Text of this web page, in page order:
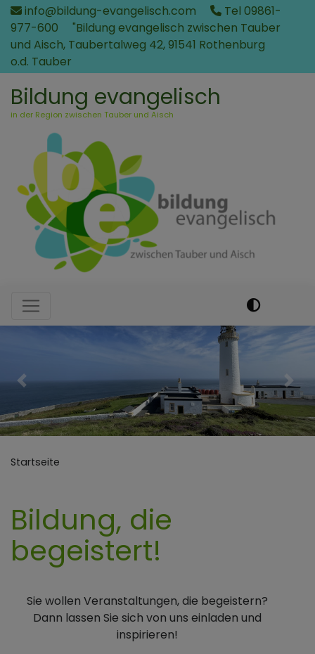
Direkt
zum
Inhalt
info@bildung-evangelisch.com
Tel 09861-
977-600
"Bildung evangelisch zwischen Tauber
und Aisch, Taubertalweg 42, 91541 Rothenburg
o.d. Tauber
Bildung evangelisch
in der Region zwischen Tauber und Aisch
Hauptnavigation
Previous Next
Startseite
Bildung, die
begeistert!
Sie wollen Veranstaltungen, die begeistern?
Dann lassen Sie sich von uns einladen und
inspirieren!